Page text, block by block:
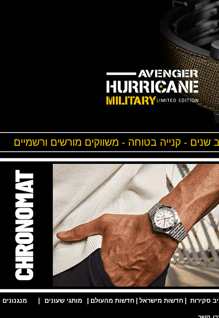
- קנייה בטוחה - משווקים מורשים ורשמיים
| חדשות מישראל | חדשות מהעולם | מותגי שעונים | מנגנונים |